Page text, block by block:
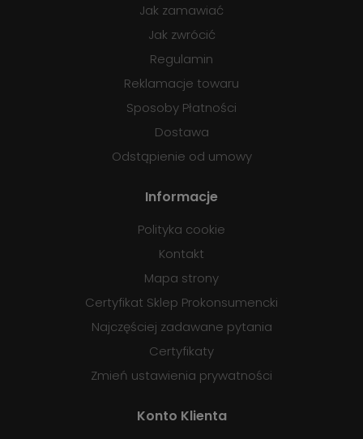
Jak zamawiać
Jak zwrócić
Regulamin
Reklamacje towaru
Sposoby Płatności
Dostawa
Odstąpienie od umowy
Informacje
Polityka cookie
Kontakt
Mapa strony
Certyfikat Sklep Prokonsumencki
Najczęściej zadawane pytania
Certyfikaty
Zmień ustawienia prywatności
Konto Klienta